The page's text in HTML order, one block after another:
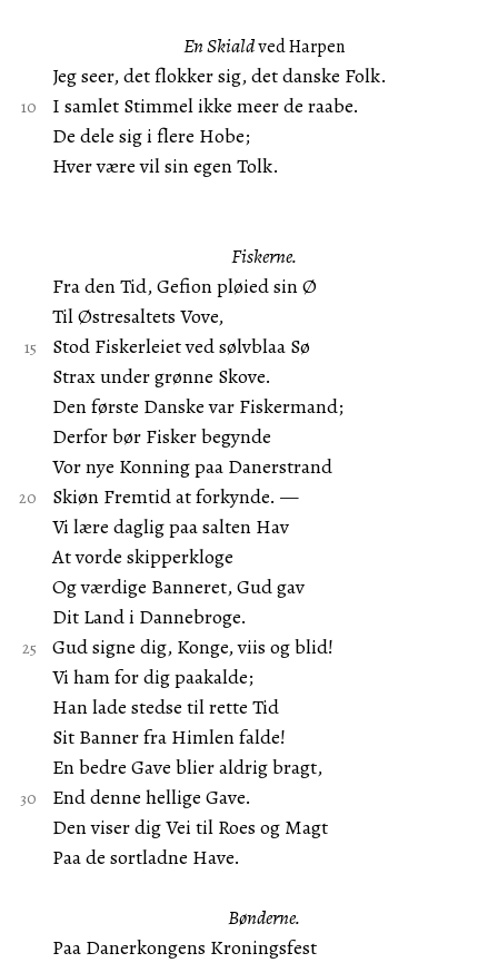
En Skialdved Harpen
Jeg seer, det flokker sig, det danske Folk.
I samlet Stimmel ikke meer de raabe.
De dele sig i flere Hobe;
Hver være vil sin egen Tolk.
Fiskerne.
Fra den Tid, Gefion pløied sin Ø
Til Østresaltets Vove,
Stod Fiskerleiet ved sølvblaa Sø
Strax under grønne Skove.
Den første Danske var Fiskermand;
Derfor bør Fisker begynde
Vor nye Konning paa Danerstrand
Skiøn Fremtid at forkynde. —
Vi lære daglig paa salten Hav
At vorde skipperkloge
Og værdige Banneret, Gud gav
Dit Land i Dannebroge.
Gud signe dig, Konge, viis og blid!
Vi ham for dig paakalde;
Han lade stedse til rette Tid
Sit Banner fra Himlen falde!
En bedre Gave blier aldrig bragt,
End denne hellige Gave.
Den viser dig Vei til Roes og Magt
Paa de sortladne Have.
Bønderne.
Paa Danerkongens Kroningsfest